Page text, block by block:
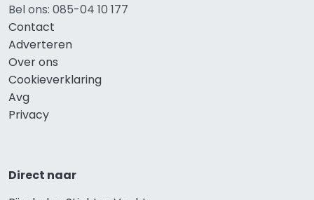
Bel ons: 085-04 10 177
Contact
Adverteren
Over ons
Cookieverklaring
Avg
Privacy
Direct naar